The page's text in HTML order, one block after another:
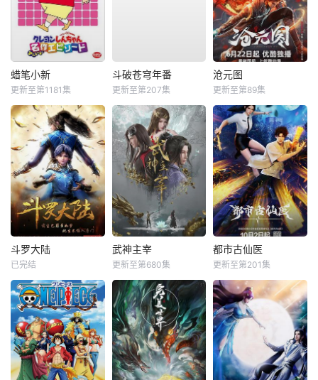
蜡笔小新
更新至第1181集
斗破苍穹年番
更新至第207集
沧元图
更新至第89集
斗罗大陆
已完结
武神主宰
更新至第680集
都市古仙医
更新至第201集